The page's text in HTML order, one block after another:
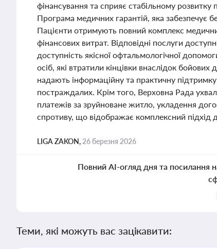
фінансування та сприяє стабільному розвитку
Програма медичних гарантій, яка забезпечує
Пацієнти отримують повний комплекс
фінансових витрат. Відповідні послуги
доступність якісної офтальмологічної
осіб, які втратили кінцівки внаслідок
надають інформаційну та практичну
постраждалих. Крім того, Верховна Рада
платежів за зруйноване житло, укладення
спротиву, що відображає комплексний підхід
LIGA ZAKON, 26 березня 2026
Повний AI-огляд дня та посилання
Теми, які можуть вас зацікавити: